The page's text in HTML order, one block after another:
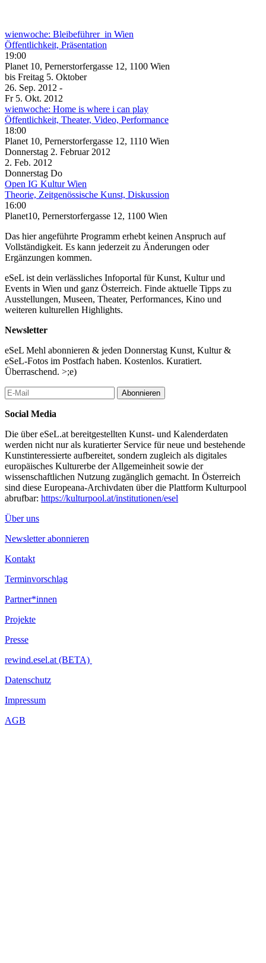
wienwoche: Bleibeführer_in Wien
Öffentlichkeit, Präsentation
19:00
Planet 10, Pernerstorfergasse 12, 1100 Wien
bis Freitag 5. Oktober
26. Sep. 2012 -
Fr 5. Okt. 2012
wienwoche: Home is where i can play
Öffentlichkeit, Theater, Video, Performance
18:00
Planet 10, Pernerstorfergasse 12, 1110 Wien
Donnerstag 2. Februar 2012
2. Feb. 2012
Donnerstag Do
Open IG Kultur Wien
Theorie, Zeitgenössische Kunst, Diskussion
16:00
Planet10, Pernerstorfergasse 12, 1100 Wien
Das hier angeführte Programm erhebt keinen Anspruch auf
Vollständigkeit. Es kann jederzeit zu Änderungen oder
Ergänzungen kommen.
eSeL ist dein verlässliches Infoportal für Kunst, Kultur und
Events in Wien und ganz Österreich. Finde aktuelle Tipps zu
Ausstellungen, Museen, Theater, Performances, Kino und
weiteren kulturellen Highlights.
Newsletter
eSeL Mehl abonnieren & jeden Donnerstag Kunst, Kultur &
eSeL-Fotos im Postfach haben. Kostenlos. Kuratiert.
Überraschend. >;e)
Abonnieren
Social Media
Die über eSeL.at bereitgestellten Kunst- und Kalenderdaten
werden nicht nur als kuratierter Service für neue und bestehende
Kunstinteressierte aufbereitet, sondern zugleich als digitales
europäisches Kulturerbe der Allgemeinheit sowie der
wissenschaftlichen Nutzung zugänglich gemacht. In Österreich
sind diese Europeana-Archivdaten über die Plattform Kulturpool
abrufbar: https://kulturpool.at/institutionen/esel
Über uns
Newsletter abonnieren
Kontakt
Terminvorschlag
Partner*innen
Projekte
Presse
rewind.esel.at (BETA)
Datenschutz
Impressum
AGB